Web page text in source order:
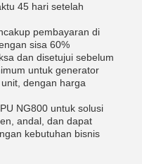
45 hari setelah
pembayaran di
sisa 60%
dan disetujui sebelum
untuk generator
dengan harga
NG800 untuk solusi
andal, dan dapat
kebutuhan bisnis